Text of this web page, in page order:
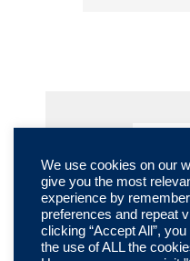
We use cookies on our
give you the most
experience by
preferences and repeat
clicking “Accept All”,
the use of ALL the